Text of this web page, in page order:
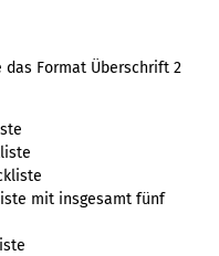
das Format Überschrift 2
mit insgesamt fünf